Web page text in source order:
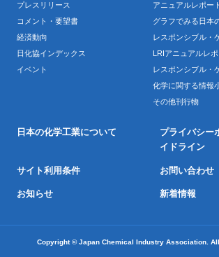
プレスリリース
コメント・要望書
経済動向
日化協インデックス
イベント
アニュアルレポー
グラフでみる日本
レスポンシブル・
LRIアニュアルレポ
レスポンシブル・
化学に関する情報
その他刊行物
日本の化学工業について
プライバシー
イドライン
サイト利用条件 お問い合わせ
お知らせ 新着情報
Copyright © Japan Chemical Industry Association.